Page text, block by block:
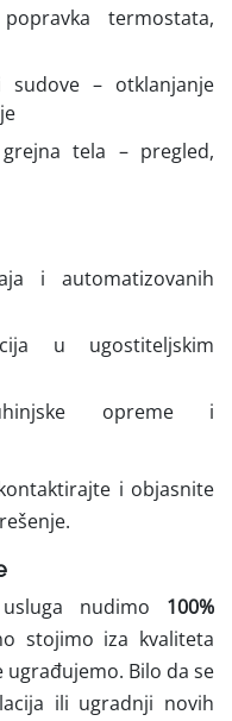
termostata,
– otklanjanje
tela – pregled,
i automatizovanih
u ugostiteljskim
opreme i
i objasnite
nudimo 100%
stojimo iza kvaliteta
ugrađujemo. Bilo da se
ili ugradnji novih